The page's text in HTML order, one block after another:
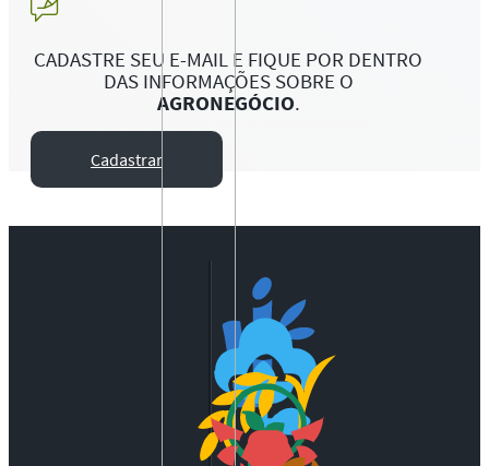
CADASTRE SEU E-MAIL E FIQUE POR DENTRO
DAS INFORMAÇÕES SOBRE O
AGRONEGÓCIO.
Cadastrar